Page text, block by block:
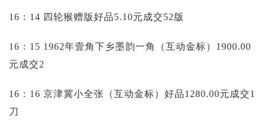
16：14 四轮猴赠版好品5.10元成交52版
16：15 1962年壹角下乡墨韵一角（互动金标）1900.00
元成交2
16：16 京津冀小全张（互动金标）好品1280.00元成交1
刀